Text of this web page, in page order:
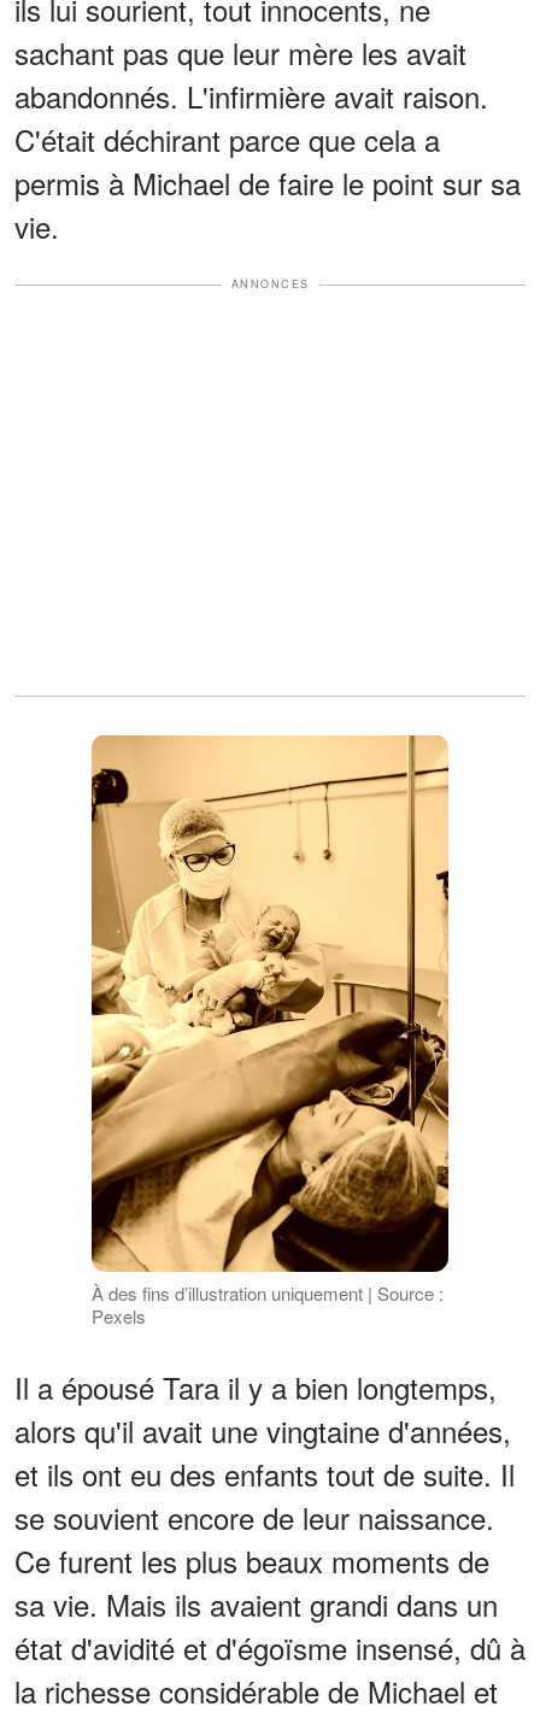
ils lui sourient, tout innocents, ne
sachant pas que leur mère les avait
abandonnés. L'infirmière avait raison.
C'était déchirant parce que cela a
permis à Michael de faire le point sur sa
vie.
ANNONCES
À des fins d’illustration uniquement | Source :
Pexels
Il a épousé Tara il y a bien longtemps,
alors qu'il avait une vingtaine d'années,
et ils ont eu des enfants tout de suite. Il
se souvient encore de leur naissance.
Ce furent les plus beaux moments de
sa vie. Mais ils avaient grandi dans un
état d'avidité et d'égoïsme insensé, dû à
la richesse considérable de Michael et